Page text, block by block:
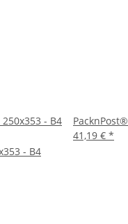
- B4
41,19 € *